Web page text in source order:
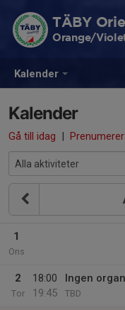
Kalender
TÄBY
Orange/
Kalender
Gå till idag |
1
Ons
2
Tor
18:00
19:45
Ingen
TBD